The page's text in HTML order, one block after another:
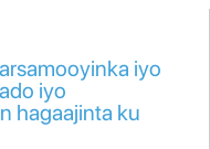
iyo
iyo
hagaajinta ku